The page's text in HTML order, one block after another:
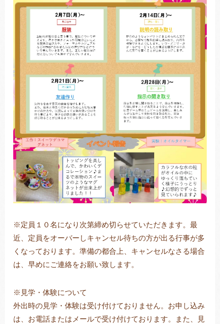
※定員１０名になり次第締め切らせていただきます。最
近、定員をオーバーしキャンセル待ちの方が出る行事が多
くなっております。準備の都合上、キャンセルなさる場合
は、早めにご連絡をお願い致します。
※見学・体験について
外出時の見学・体験は受け付けておりません。お申し込み
は、お電話またはメールで受け付けております。また、見